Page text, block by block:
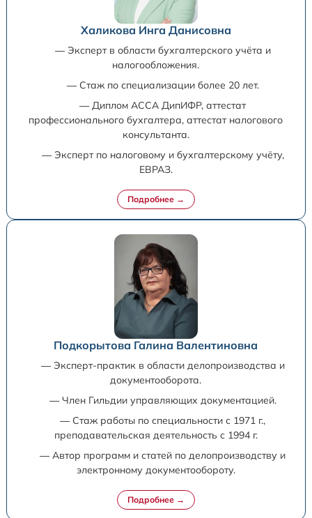
Халикова Инга Данисовна
— Эксперт в области бухгалтерского учёта и
налогообложения.
— Стаж по специализации более 20 лет.
— Диплом ACCA ДипИФР, аттестат
профессионального бухгалтера, аттестат налогового
консультанта.
— Эксперт по налоговому и бухгалтерскому учёту,
ЕВРАЗ.
Подкорытова Галина Валентиновна
— Эксперт-практик в области делопроизводства и
документооборота.
— Член Гильдии управляющих документацией.
— Стаж работы по специальности с 1971 г.,
преподавательская деятельность с 1994 г.
— Автор программ и статей по делопроизводству и
электронному документообороту.